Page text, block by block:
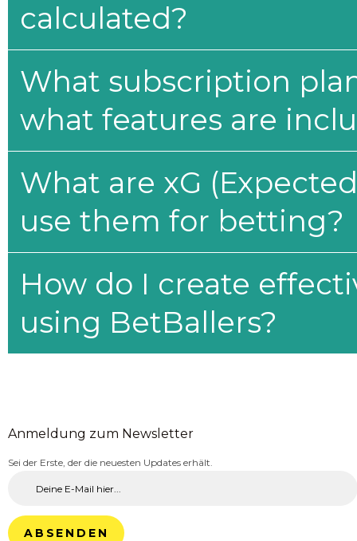
calculated?
What subscription
what features are
What are xG
use them for betting?
How do I create
using BetBallers?
Anmeldung zum Newsletter
Sei der Erste, der die neuesten Updates erhält.
ABSENDEN